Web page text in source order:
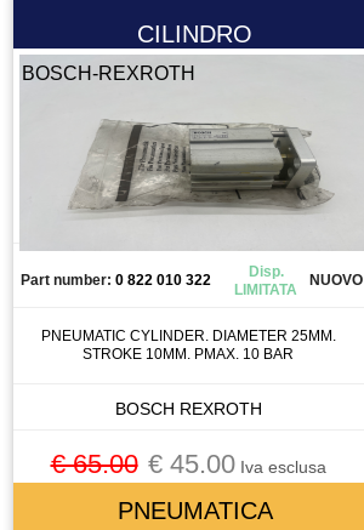
CILINDRO
BOSCH-REXROTH
Part number: 0 822 010 322
Disp.
LIMITATA
NUOVO
PNEUMATIC CYLINDER. DIAMETER 25MM.
STROKE 10MM. PMAX. 10 BAR
BOSCH REXROTH
€ 65.00 € 45.00Iva esclusa
PNEUMATICA